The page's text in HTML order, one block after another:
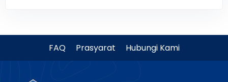
FAQ Prasyarat Hubungi Kami